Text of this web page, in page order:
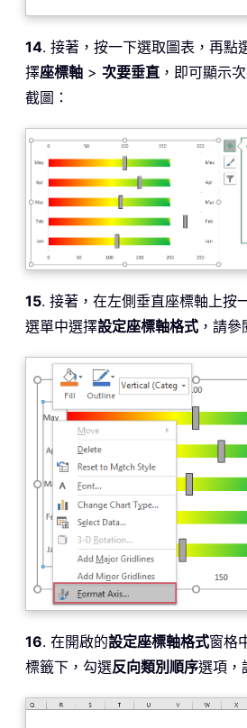
14. 接著，按一下選取圖表，再點
擇座標軸 > 次要垂直 ，即可顯示
截圖：
15. 接著，在左側垂直座標軸上按
選單中選擇設定座標軸格式 ，請參
16. 在開啟的設定座標軸格式窗格
標籤下，勾選反向類別順序選項，